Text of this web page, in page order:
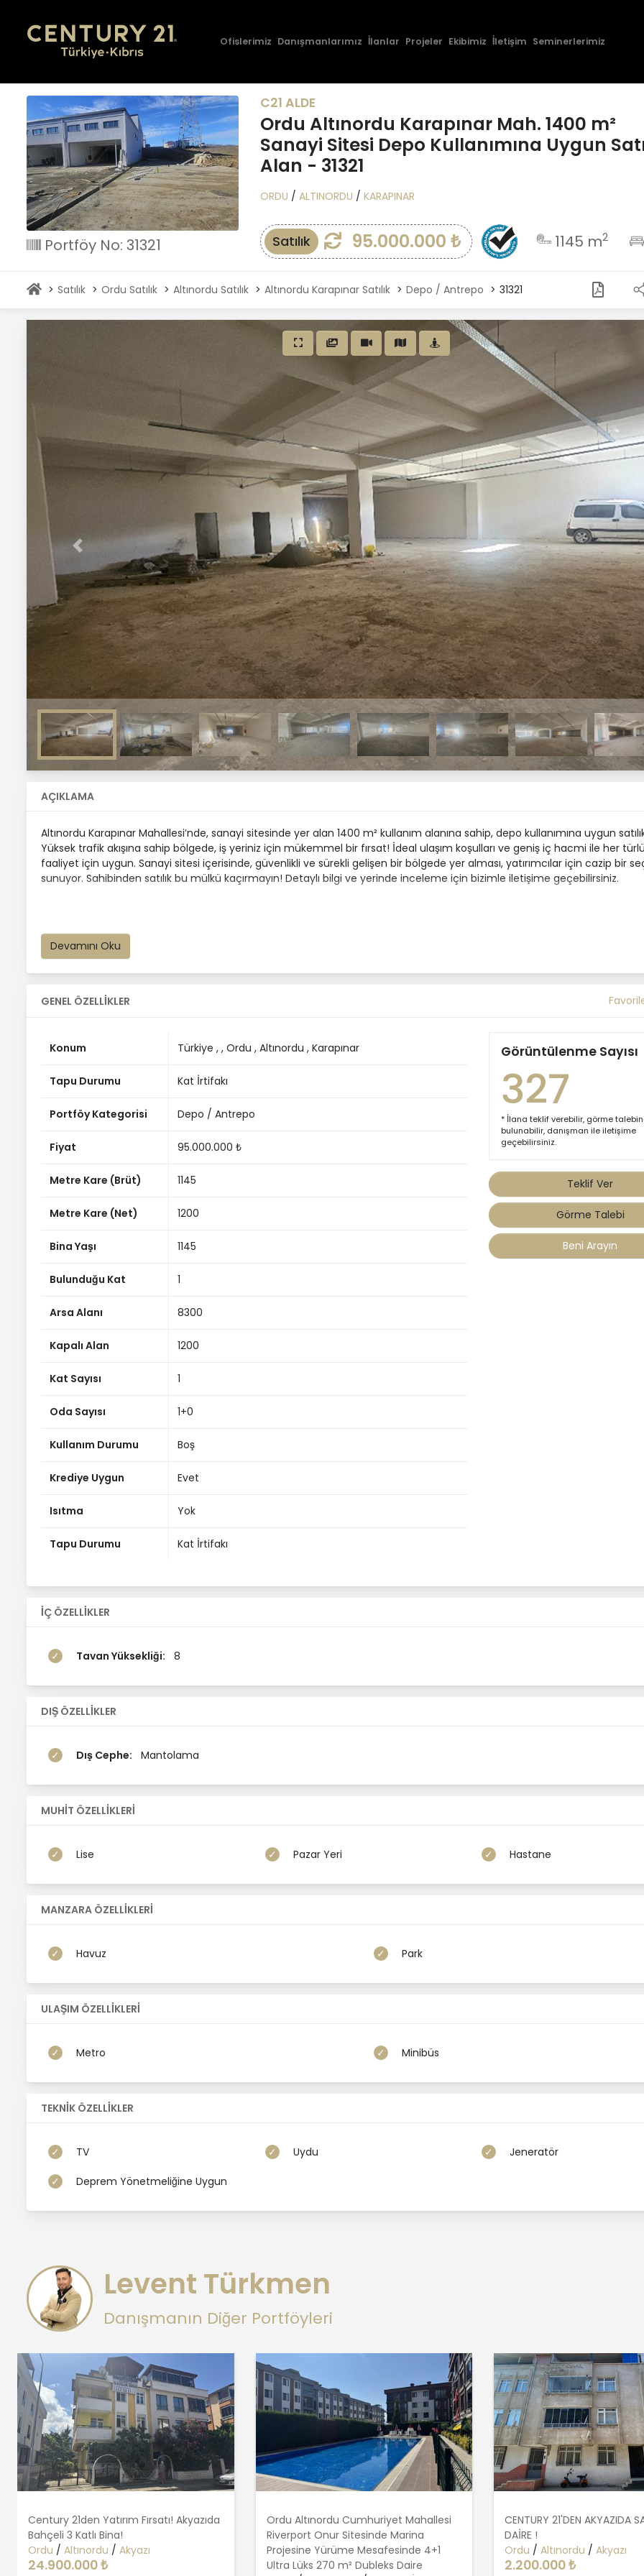
Ofislerimiz Danışmanlarımız İlanlar Projeler Ekibimiz İletişim Seminerlerimiz
Portföy No: 31321
C21 ALDE
Ordu Altınordu Karapınar Mah. 1400 m²
Sanayi Sitesi Depo Kullanımına Uygun
Alan - 31321
ORDU / ALTINORDU / KARAPINAR
Satılık 95.000.000 ₺ 1145 m2
Satılık Ordu Satılık Altınordu Satılık Altınordu Karapınar Satılık Depo / Antrepo 31321
Önceki
AÇIKLAMA
Altınordu Karapınar Mahallesi’nde, sanayi sitesinde yer alan 1400 m² kullanım alanına sahip, depo kullanımına uygun
Yüksek trafik akışına sahip bölgede, iş yeriniz için mükemmel bir fırsat! İdeal ulaşım koşulları ve geniş iç hacmi ile her
faaliyet için uygun. Sanayi sitesi içerisinde, güvenlikli ve sürekli gelişen bir bölgede yer alması, yatırımcılar için cazip bir
sunuyor. Sahibinden satılık bu mülkü kaçırmayın! Detaylı bilgi ve yerinde inceleme için bizimle iletişime geçebilirsiniz.
Devamını Oku
GENEL ÖZELLİKLER
Konum Türkiye , , Ordu , Altınordu , Karapınar
Tapu Durumu Kat İrtifakı
Portföy Kategorisi Depo / Antrepo
Fiyat 95.000.000 ₺
Metre Kare (Brüt) 1145
Metre Kare (Net) 1200
Bina Yaşı 1145
Bulunduğu Kat 1
Arsa Alanı 8300
Kapalı Alan 1200
Kat Sayısı 1
Oda Sayısı 1+0
Kullanım Durumu Boş
Krediye Uygun Evet
Isıtma Yok
Tapu Durumu Kat İrtifakı
Görüntülenme Sayısı
327
* İlana teklif verebilir, görme
bulunabilir, danışman ile iletişime
geçebilirsiniz.
Teklif Ver
Görme Talebi
Beni Arayın
İÇ ÖZELLİKLER
Tavan Yüksekliği: 8
DIŞ ÖZELLİKLER
Dış Cephe: Mantolama
MUHİT ÖZELLİKLERİ
Lise Pazar Yeri Hastane
MANZARA ÖZELLİKLERİ
Havuz Park
ULAŞIM ÖZELLİKLERİ
Metro Minibüs
TEKNİK ÖZELLİKLER
TV Uydu Jeneratör
Deprem Yönetmeliğine Uygun
Levent Türkmen
Danışmanın Diğer Portföyleri
Century 21den Yatırım Fırsatı! Akyazıda
Bahçeli 3 Katlı Bina!
Ordu / Altınordu / Akyazı
24.900.000 ₺
Ordu Altınordu Cumhuriyet Mahallesi
Riverport Onur Sitesinde Marina
Projesine Yürüme Mesafesinde 4+1
Ultra Lüks 270 m² Dubleks Daire
CENTURY 21'DEN AKYAZIDA
DAİRE !
Ordu / Altınordu / Akyazı
2.200.000 ₺